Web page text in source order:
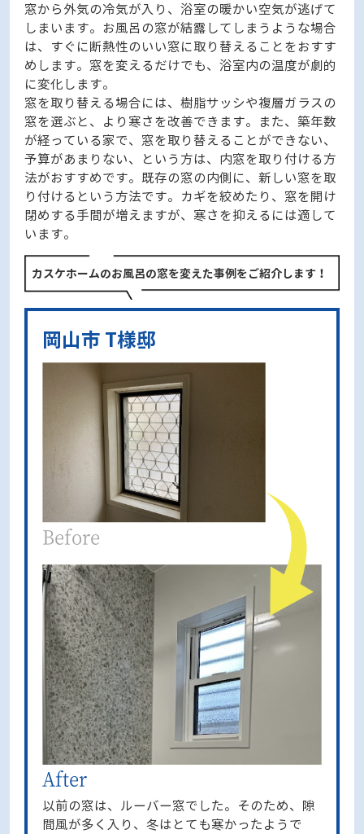
窓から外気の冷気が入り、浴室の暖かい空気が逃げて
しまいます。お風呂の窓が結露してしまうような場合
は、すぐに断熱性のいい窓に取り替えることをおすす
めします。窓を変えるだけでも、浴室内の温度が劇的
に変化します。
窓を取り替える場合には、樹脂サッシや複層ガラスの
窓を選ぶと、より寒さを改善できます。また、築年数
が経っている家で、窓を取り替えることができない、
予算があまりない、という方は、内窓を取り付ける方
法がおすすめです。既存の窓の内側に、新しい窓を取
り付けるという方法です。カギを絞めたり、窓を開け
閉めする手間が増えますが、寒さを抑えるには適して
います。
カスケホームのお風呂の窓を変えた事例をご紹介します！
岡山市 T様邸
以前の窓は、ルーバー窓でした。そのため、隙
間風が多く入り、冬はとても寒かったようで